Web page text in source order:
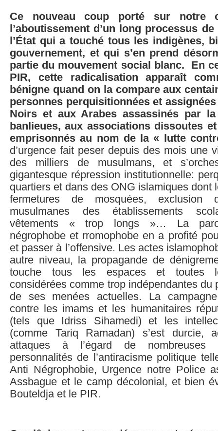
Ce nouveau coup porté sur notre
l’aboutissement d’un long processus
l’État qui a touché tous les indigènes,
gouvernement, et qui s’en prend
partie du mouvement social blanc. En
PIR, cette radicalisation apparaît
bénigne quand on la compare aux
personnes perquisitionnées et
Noirs et aux Arabes assassinés par
banlieues, aux associations dissoutes
emprisonnés au nom de la « lutte
d’urgence fait peser depuis des mois une
des milliers de musulmans, et
gigantesque répression institutionnelle:
quartiers et dans des ONG islamiques dont
fermetures de mosquées, exclusion
musulmanes des établissements
vêtements « trop longs »… La
négrophobe et rromophobe en a profité
et passer à l’offensive. Les actes
autre niveau, la propagande de
touche tous les espaces et toutes
considérées comme trop indépendantes du
de ses menées actuelles. La
contre les imams et les humanitaires
(tels que Idriss Sihamedi) et les
(comme Tariq Ramadan) s’est durcie,
attaques à l’égard de nombreuses
personnalités de l’antiracisme politique
Anti Négrophobie, Urgence notre Police
Assbague et le camp décolonial, et bien
Bouteldja et le PIR.